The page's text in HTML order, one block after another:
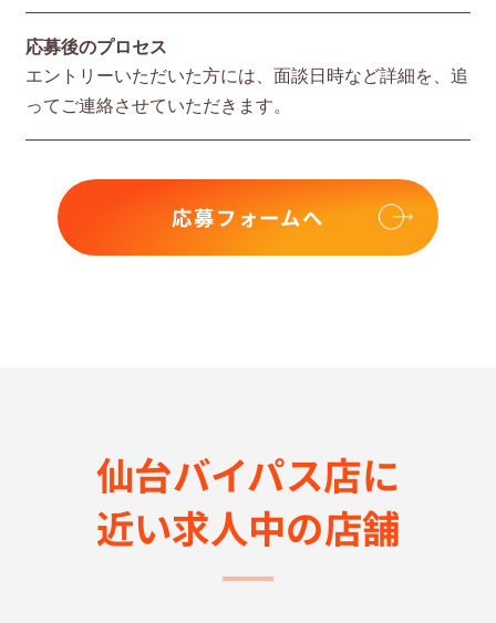
応募後のプロセス
エントリーいただいた⽅には、⾯談⽇時など詳細を、追
ってご連絡させていただきます。
応募フォームへ
仙台バイパス店に
近い求⼈中の店舗